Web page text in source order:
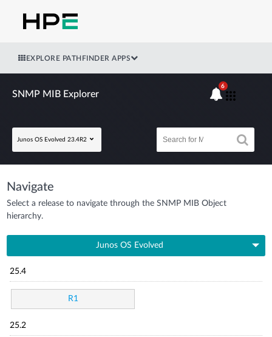
EXPLORE PATHFINDER APPS
SNMP MIB Explorer
Junos OS Evolved 23.4R2
6
Navigate
Select a release to navigate through the SNMP MIB Object
hierarchy.
Junos OS Evolved
25.4
R1
25.2